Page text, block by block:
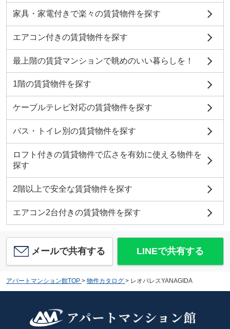
家具・家電付きで楽々の賃貸物件を探す
エアコン付きの賃貸物件を探す
最上階の賃貸マンションで眺めのいい暮らしを！
1階の賃貸物件を探す
ケーブルテレビ対応の賃貸物件を探す
バス・トイレ別の賃貸物件を探す
ロフト付きの賃貸物件で広さを有効に使える物件を
探す
2階以上で安全な賃貸物件を探す
エアコン2台付きの賃貸物件を探す
メールで共有する LINEで共有する
アパートマンション館TOP > 物件カタログ > レオパレスYANAGIDA